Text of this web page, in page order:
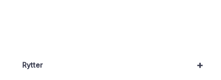
+
Rytter